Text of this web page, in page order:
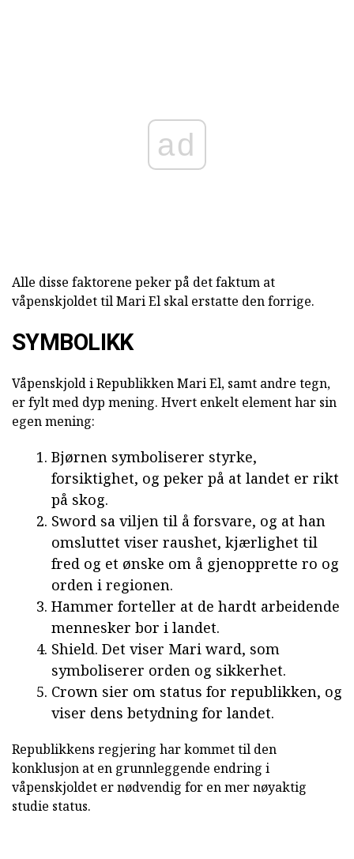
ad
Alle disse faktorene peker på det faktum at
våpenskjoldet til Mari El skal erstatte den forrige.
SYMBOLIKK
Våpenskjold i Republikken Mari El, samt andre tegn,
er fylt med dyp mening. Hvert enkelt element har sin
egen mening:
Bjørnen symboliserer styrke,
forsiktighet, og peker på at landet er rikt
på skog.
Sword sa viljen til å forsvare, og at han
omsluttet viser raushet, kjærlighet til
fred og et ønske om å gjenopprette ro og
orden i regionen.
Hammer forteller at de hardt arbeidende
mennesker bor i landet.
Shield. Det viser Mari ward, som
symboliserer orden og sikkerhet.
Crown sier om status for republikken, og
viser dens betydning for landet.
Republikkens regjering har kommet til den
konklusjon at en grunnleggende endring i
våpenskjoldet er nødvendig for en mer nøyaktig
studie status.